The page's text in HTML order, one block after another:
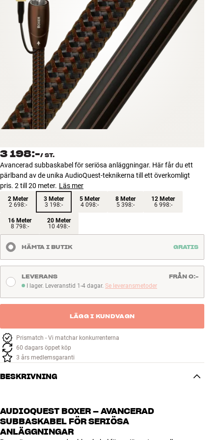
Tillbehör
INSPIRATION
MÄRKEN
NYHETER
ERBJUDANDEN
Logga in
Kundtjänst
Bygg med ljud
Företag
3 198:-/ ST.
Avancerad subbaskabel för seriösa anläggningar. Här får du ett
pärlband av de unika AudioQuest-teknikerna till ett överkomligt
pris. 2 till 20 meter. Läs mer
2 Meter
2 698:-
3 Meter
3 198:-
5 Meter
4 098:-
8 Meter
5 398:-
12 Meter
6 998:-
16 Meter
8 798:-
20 Meter
10 498:-
HÄMTA I BUTIK GRATIS
I lager. Leveranstid 1-4 dagar
I lager. Leveranstid 1-4 dagar. Se leveransmetoder
LEVERANS FRÅN 0:-
LÄGG I KUNDVAGN
Prismatch - Vi matchar konkurrenterna
60 dagars öppet köp
3 års medlemsgaranti
BESKRIVNING
AUDIOQUEST BOXER – AVANCERAD
SUBBASKABEL FÖR SERIÖSA
ANLÄGGNINGAR